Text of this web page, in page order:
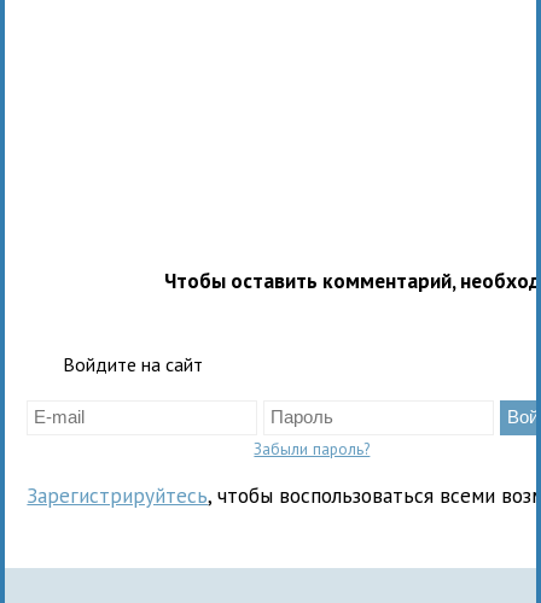
Чтобы оставить комментарий,
Войдите на сайт
Забыли пароль?
Зарегистрируйтесь, чтобы воспользоваться всеми